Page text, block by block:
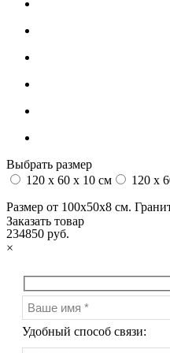
Выбрать размер
120 x 60 x 10 см
120 x
Размер от 100х50х8 см.
234850 руб.
Заказать товар
×
Удобный способ связи: